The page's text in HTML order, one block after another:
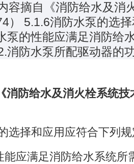
容摘自《消防给水及消
） 5.1.6消防水泵的选
泵的性能应满足消防给
消防水泵所配驱动器的
消防给水及消火栓系统技
选择和应用应符合下列
能应满足消防给水系统所